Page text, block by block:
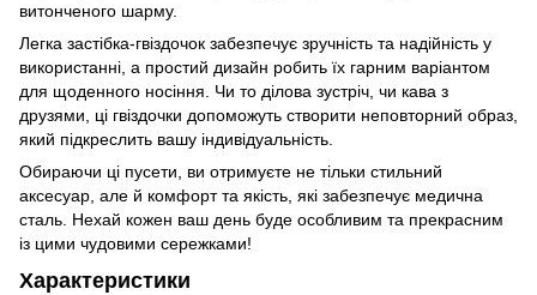
витонченого шарму.
Легка застібка-гвіздочок забезпечує зручність та надійність у
використанні, а простий дизайн робить їх гарним варіантом
для щоденного носіння. Чи то ділова зустріч, чи кава з
друзями, ці гвіздочки допоможуть створити неповторний образ,
який підкреслить вашу індивідуальність.
Обираючи ці пусети, ви отримуєте не тільки стильний
аксесуар, але й комфорт та якість, які забезпечує медична
сталь. Нехай кожен ваш день буде особливим та прекрасним
із цими чудовими сережками!
Характеристики